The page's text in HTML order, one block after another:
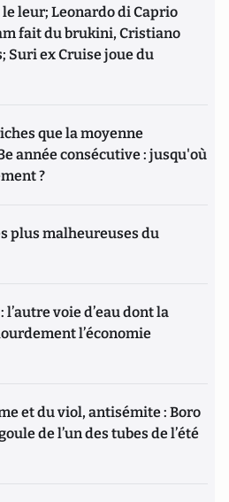
leur; Leonardo di Caprio
fait du brukini, Cristiano
Suri ex Cruise joue du
que la moyenne
année consécutive : jusqu'où
?
plus malheureuses du
l’autre voie d’eau dont la
l’économie
et du viol, antisémite : Boro
de l’un des tubes de l’été